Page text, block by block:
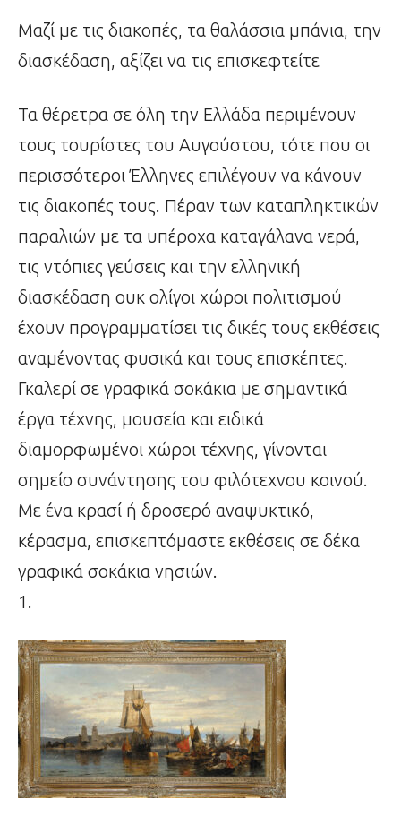
Μαζί με τις διακοπές, τα θαλάσσια μπάνια, την
διασκέδαση, αξίζει να τις επισκεφτείτε
Τα θέρετρα σε όλη την Ελλάδα περιμένουν
τους τουρίστες του Αυγούστου, τότε που οι
περισσότεροι Έλληνες επιλέγουν να κάνουν
τις διακοπές τους. Πέραν των καταπληκτικών
παραλιών με τα υπέροχα καταγάλανα νερά,
τις ντόπιες γεύσεις και την ελληνική
διασκέδαση ουκ ολίγοι χώροι πολιτισμού
έχουν προγραμματίσει τις δικές τους εκθέσεις
αναμένοντας φυσικά και τους επισκέπτες.
Γκαλερί σε γραφικά σοκάκια με σημαντικά
έργα τέχνης, μουσεία και ειδικά
διαμορφωμένοι χώροι τέχνης, γίνονται
σημείο συνάντησης του φιλότεχνου κοινού.
Με ένα κρασί ή δροσερό αναψυκτικό,
κέρασμα, επισκεπτόμαστε εκθέσεις σε δέκα
γραφικά σοκάκια νησιών.
1.